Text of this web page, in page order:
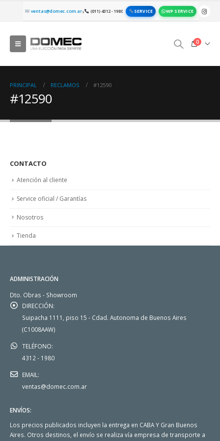
ventas@domec.com.ar| (011) 4312 - 1980 SERVICE WP SERVICE
0
PRINCIPAL RECLAMOS #12590
#12590
CONTACTO
Atención al cliente
Service oficial / Garantías
Nosotros
Tienda
ADMINISTRACIÓN
Dto. Obras - Showroom
DIRECCIÓN:
Suipacha 1111, piso 15 - Cdad. Autonoma de Buenos Aires
(C1008AAW)
TELÉFONO:
4312 - 1980
EMAIL:
ventas@domec.com.ar
ENVÍOS:
Los precios publicados incluyen la entrega en CABA Y Gran Buenos
Aires. Otros destinos, el envío se realiza vía empresa de transporte a